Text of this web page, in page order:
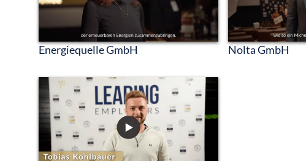
Energiequelle GmbH Nolta GmbH